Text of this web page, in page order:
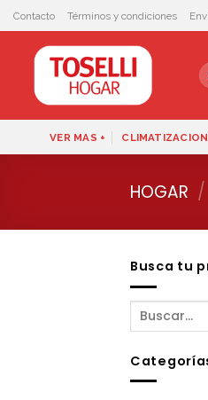
Skip
to
content
Contacto Términos y condiciones
VER MAS + CLIMATIZACION
HOGAR /
Busca tu